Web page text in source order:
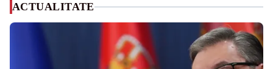
ACTUALITATE